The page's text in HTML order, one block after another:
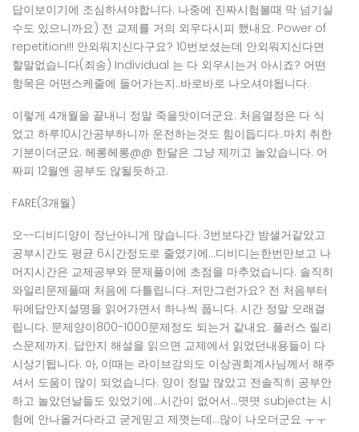
답이보이기에 조심하셔야합니다. 나중에 진짜시험볼때 막 넘기실
수도 있으니까요) 전 교제를 거의 외우다시피 했내요. Power of
repetition!!! 안외워지신다구요? 10번보셨는데 안외워지신다면
할말없습니다(죄송) Individual 는 다 외우시는거 아시죠? 어떤
항목은 어떤스케줄에 들어가는지..바로바로 나오셔야됩니다.
이렇게 4개월을 끝내니 정말 죽을맛이더군요. 처음열정은 다 식
었고 하루10시간공부하니까 운전하는것도 힘이듭디다..마치 취한
기분이더군요. 헤롱헤롱@@ 한달은 그냥 제끼고 놀았습니다. 어
짜피 12월엔 공부도 않될듯하고.
FARE(3개월)
오~~디비디양이 장난아니게 많습니다. 3번보다간 밤샐거같았고
공부시간도 평균 6시간정도로 줄였기에…디비디는한번만보고 나
머지시간은 교제공부와 문제풀이에 초점을 마추었습니다. 솔직히
와일리문제풀때 처음에 다틀립니다..저만그런가요? 전 처음부터
뒤에답안지설명을 읽어가면서 하나씩 풉니다. 시간 정말 오래걸
립니다. 문제양이800-1000문제정도 되는거 같내요. 플러스 릴리
스문제까지. 답안지 해설을 읽으면 교제에서 읽었던내용들이 다
시상기됩니다. 아, 이때는 라이브강의도 이상권회계사님께서 해주
셔서 도움이 많이 되었습니다. 양이 정말 많았고 전솔직히 공부안
하고 놀았던날들도 있었기에…시간이 없어서…몃몃 subject는 시
험에 안나올거다라고 굳게믿고 제꼇는데…많이 나오더군요 ㅜㅜ